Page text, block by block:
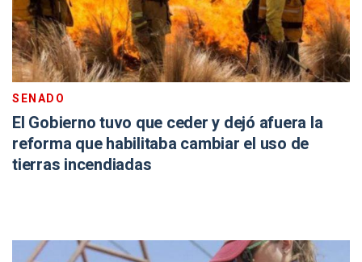
SENADO
El Gobierno tuvo que ceder y dejó afuera la
reforma que habilitaba cambiar el uso de
tierras incendiadas